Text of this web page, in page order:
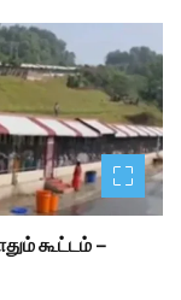
கூட்டம் –